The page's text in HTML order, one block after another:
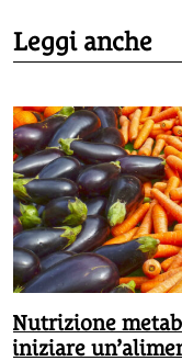
Leggi anche
Nutrizione
iniziare